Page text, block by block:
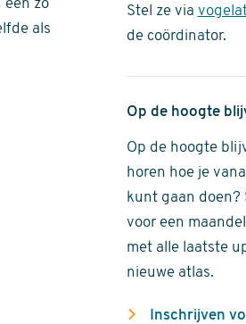
een zo
als
Stel ze via
de coördinator.
Op de hoogte
Op de hoogte
horen hoe je
kunt gaan doen?
voor een
met alle laatste
nieuwe atlas.
Inschrijven